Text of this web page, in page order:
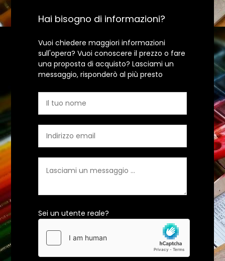
Hai bisogno di informazioni?
Vuoi chiedere maggiori informazioni
sull'opera? Vuoi conoscere il prezzo o fare
una proposta di acquisto? Lasciami un
messaggio, risponderò al più presto
Sei un utente reale?